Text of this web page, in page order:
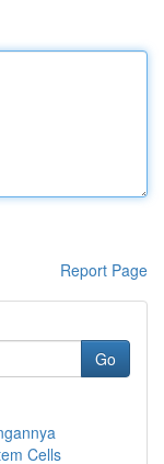
Report Page
Go
Cells